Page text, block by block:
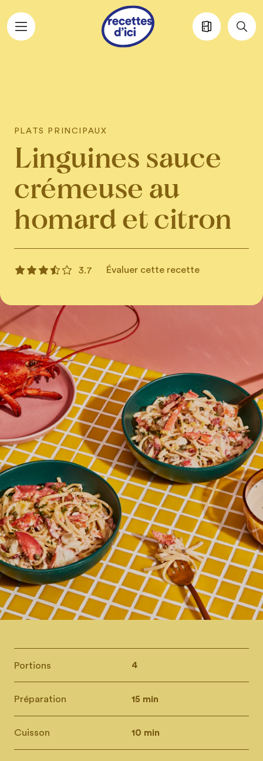
Aller au contenu principal
PLATS PRINCIPAUX
Linguines sauce
crémeuse au
homard et citron
3.7 Évaluer cette recette
Portions 4
Préparation 15 min
Cuisson 10 min